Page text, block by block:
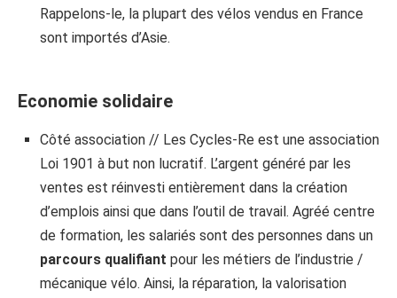
Rappelons-le, la plupart des vélos vendus en France
sont importés d’Asie.
Economie solidaire
Côté association // Les Cycles-Re est une association
Loi 1901 à but non lucratif. L’argent généré par les
ventes est réinvesti entièrement dans la création
d’emplois ainsi que dans l’outil de travail. Agréé centre
de formation, les salariés sont des personnes dans un
parcours qualifiant pour les métiers de l’industrie /
mécanique vélo. Ainsi, la réparation, la valorisation